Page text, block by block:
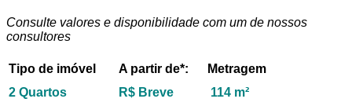
Consulte valores e disponibilidade com um de nossos
consultores
Tipo de imóvel A partir de*:
Metragem
2 Quartos
R$ Breve 114 m²